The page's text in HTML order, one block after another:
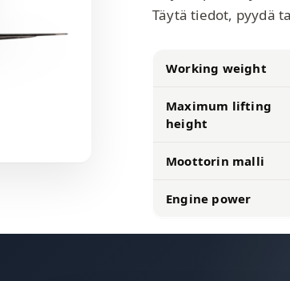
Täytä tiedot, pyydä
Working weight
Maximum lifting
height
Moottorin malli
Engine power